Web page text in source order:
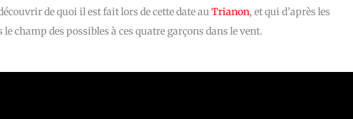
de quoi il est fait lors de cette date au Trianon, et qui d’après les
champ des possibles à ces quatre garçons dans le vent.